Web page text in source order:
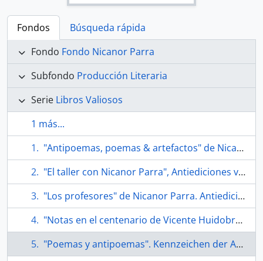
Fondos
Búsqueda rápida
Fondo Fondo Nicanor Parra
Subfondo Producción Literaria
Serie Libros Valiosos
1 más...
"Antipoemas, poemas & artefactos" de Nicanor Parra por Tierra Desvelada Ediciones
"El taller con Nicanor Parra", Antiediciones villa miseria
"Los profesores" de Nicanor Parra. Antiedición de 250 ejemplares firmados
"Notas en el centenario de Vicente Huidobro" de Nicanor Parra
"Poemas y antipoemas". Kennzeichen der Antipoesie Nicanor Parras anhand der Analyse der Gedichte "Sinfonía de cuna" und "Oda a unas palomas"